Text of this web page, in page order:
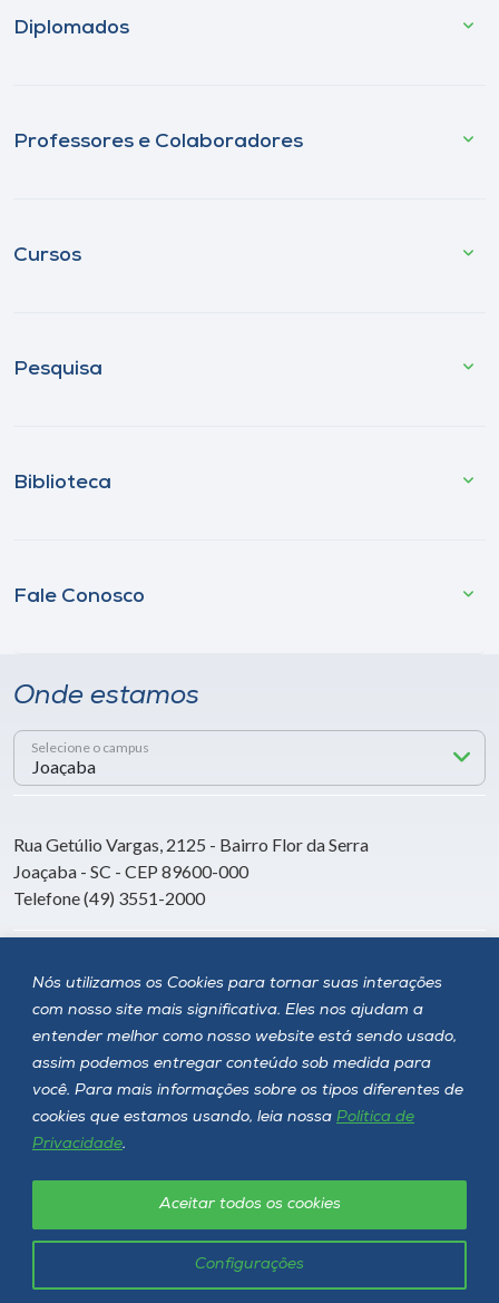
Nós utilizamos os Cookies para tornar suas interações
com nosso site mais significativa. Eles nos ajudam a
entender melhor como nosso website está sendo usado,
assim podemos entregar conteúdo sob medida para
você. Para mais informações sobre os tipos diferentes de
cookies que estamos usando, leia nossa Política de
Privacidade.
Configurações
Aceitar todos os cookies
Diplomados
Professores e Colaboradores
Cursos
Pesquisa
Biblioteca
Fale Conosco
Onde estamos
Selecione o campus
Rua Getúlio Vargas, 2125 - Bairro Flor da Serra
Joaçaba - SC - CEP 89600-000
Telefone (49) 3551-2000
Siga a Unoesc
Unoesc © 2026 - Todos os direitos reservados
Política de privacidade LGPD